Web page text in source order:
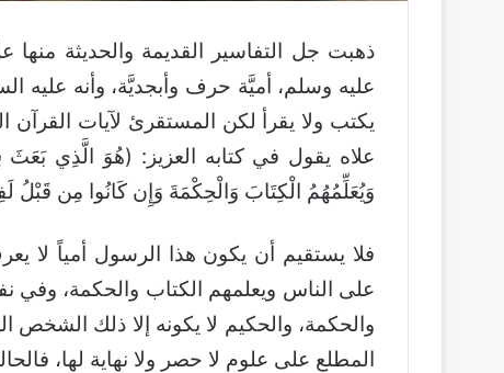
ذهبت جل التفاسير القديمة والحديثة
عليه وسلم، أميَّة حرف وأبجديَّة، وأنه عليه
يكتب ولا يقرأ لكن المستقرئ لآيات القرآن
علاه يقول في كتابه العزيز: (هُوَ الَّذِي بَعَثَ
وَيُعَلِّمُهُمُ الْكِتَابَ وَالْحِكْمَةَ وَإِن كَانُوا مِن قَبْلُ
فلا يستقيم أن يكون هذا الرسول أمياً لا
على الناس ويعلمهم الكتاب والحكمة، وفي
والحكمة، والحكيم لا يكونه إلا ذلك
المطلع على علوم لا حصر ولا نهاية لها،